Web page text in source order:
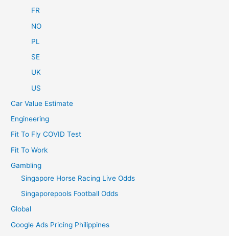
FR
NO
PL
SE
UK
US
Car Value Estimate
Engineering
Fit To Fly COVID Test
Fit To Work
Gambling
Singapore Horse Racing Live Odds
Singaporepools Football Odds
Global
Google Ads Pricing Philippines